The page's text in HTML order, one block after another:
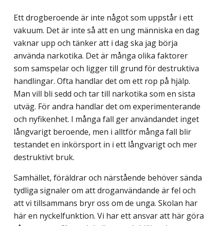
Ett drogberoende är inte något som uppstår i ett
vakuum. Det är inte så att en ung människa en dag
vaknar upp och tänker att i dag ska jag börja
använda narkotika. Det är många olika faktorer
som samspelar och ligger till grund för destruktiva
handlingar. Ofta handlar det om ett rop på hjälp.
Man vill bli sedd och tar till narkotika som en sista
utväg. För andra handlar det om experimenterande
och nyfikenhet. I många fall ger användandet inget
långvarigt beroende, men i alltför många fall blir
testandet en inkörsport in i ett långvarigt och mer
destruktivt bruk.
Samhället, föräldrar och närstående behöver sända
tydliga signaler om att droganvändande är fel och
att vi tillsammans bryr oss om de unga. Skolan har
här en nyckelfunktion. Vi har ett ansvar att här göra